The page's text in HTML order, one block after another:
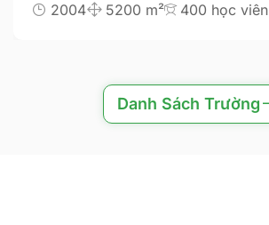
2004
5200 m² 400 học viên
Danh Sách Trường